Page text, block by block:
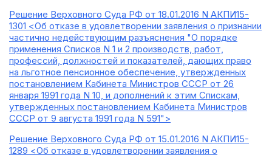
Решение Верховного Суда РФ от 18.01.2016 N АКПИ15-
1301 <Об отказе в удовлетворении заявления о признании
частично недействующим разъяснения "О порядке
применения Списков N 1 и 2 производств, работ,
профессий, должностей и показателей, дающих право
на льготное пенсионное обеспечение, утвержденных
постановлением Кабинета Министров СССР от 26
января 1991 года N 10, и дополнений к этим Спискам,
утвержденных постановлением Кабинета Министров
СССР от 9 августа 1991 года N 591">
Решение Верховного Суда РФ от 15.01.2016 N АКПИ15-
1289 <Об отказе в удовлетворении заявления о